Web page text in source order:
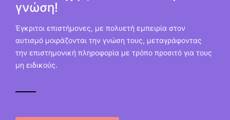
γνώση!
Έγκριτοι επιστήμονες, με πολυετή εμπειρία στον
αυτισμό μοιράζονται την γνώση τους, μεταγράφοντας
την επιστημονική πληροφορία με τρόπο προσιτό για τους
μη ειδικούς.